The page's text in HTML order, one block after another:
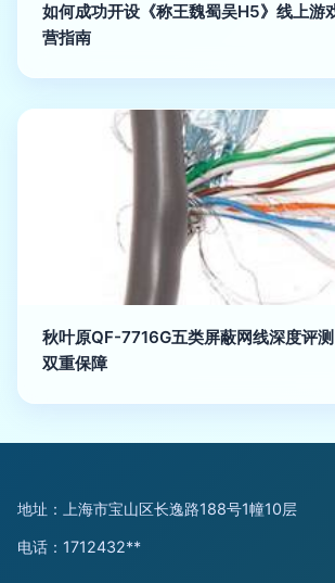
如何成功开设《称王魏蜀吴H5》线上游
营指南
秋叶原QF-7716G五类屏蔽网线深度评
双重保障
地址：上海市宝山区长逸路188号1幢10层
电话：1712432**